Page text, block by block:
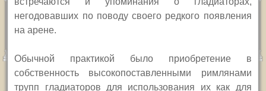
негодовавших по поводу своего редкого появления
на арене.
Обычной практикой было приобретение в
собственность высокопоставленными римлянами
трупп гладиаторов для использования их как для